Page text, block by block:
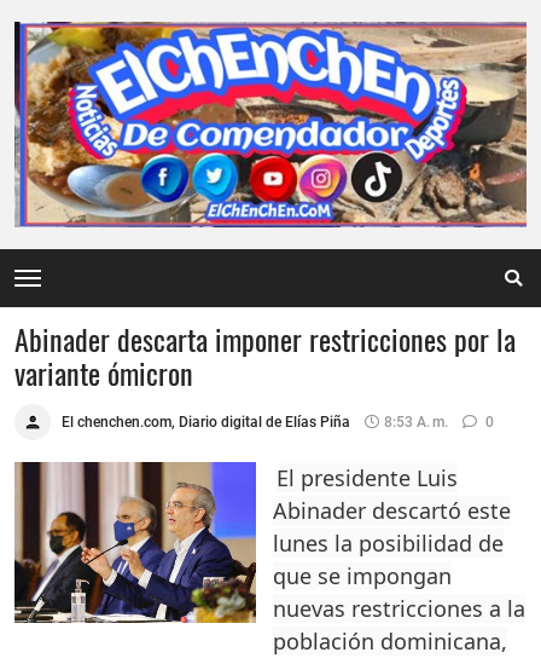
Abinader descarta imponer restricciones por la
variante ómicron
El chenchen.com, Diario digital de Elías Piña 8:53 A. M. 0
El presidente Luis
Abinader descartó este
lunes la posibilidad de
que se impongan
nuevas restricciones a la
población dominicana,